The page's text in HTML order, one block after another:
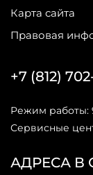
Карта сайта
Правовая
АДРЕСА В
+7 (812) 702-
Режим работы:
Сервисные